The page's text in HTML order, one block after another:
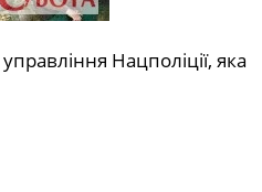
Нацполіції, яка